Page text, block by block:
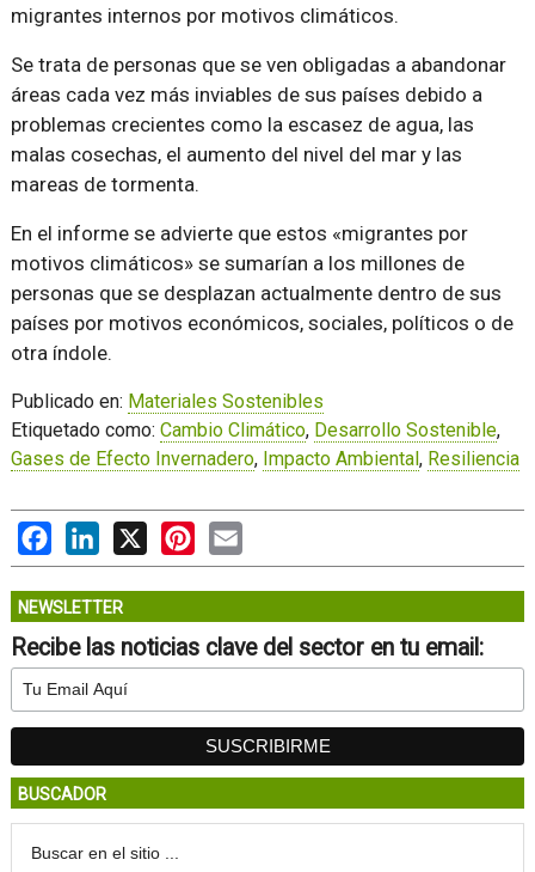
migrantes internos por motivos climáticos.
Se trata de personas que se ven obligadas a abandonar
áreas cada vez más inviables de sus países debido a
problemas crecientes como la escasez de agua, las
malas cosechas, el aumento del nivel del mar y las
mareas de tormenta.
En el informe se advierte que estos «migrantes por
motivos climáticos» se sumarían a los millones de
personas que se desplazan actualmente dentro de sus
países por motivos económicos, sociales, políticos o de
otra índole.
Publicado en: Materiales Sostenibles
Etiquetado como: Cambio Climático, Desarrollo Sostenible,
Gases de Efecto Invernadero, Impacto Ambiental, Resiliencia
FacebookLinkedIn
X PinterestEmail
NEWSLETTER
Recibe las noticias clave del sector en tu email:
BUSCADOR